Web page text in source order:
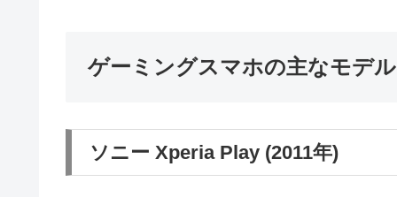
ゲーミングスマホの主なモデル
ソニー Xperia Play (2011年)